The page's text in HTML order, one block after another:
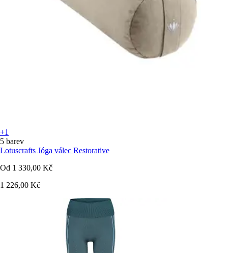
+1
5 barev
Lotuscrafts Jóga válec Restorative
Od 1 330,00 Kč
1 226,00 Kč